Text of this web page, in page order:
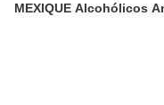
MEXIQUE Alcohólicos